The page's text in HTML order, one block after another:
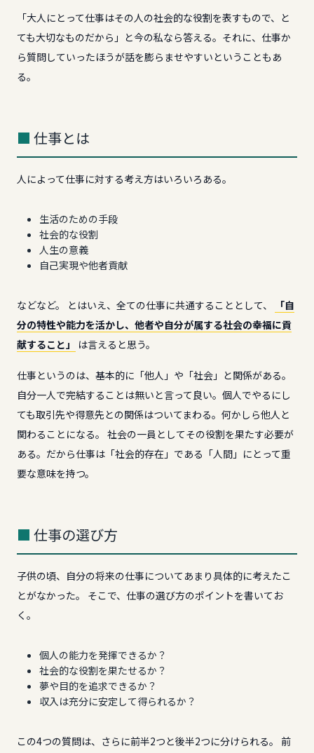
「大人にとって仕事はその人の社会的な役割を表すもので、と
ても大切なものだから」と今の私なら答える。それに、仕事か
ら質問していったほうが話を膨らませやすいということもあ
る。
仕事とは
人によって仕事に対する考え方はいろいろある。
生活のための手段
社会的な役割
人生の意義
自己実現や他者貢献
などなど。 とはいえ、全ての仕事に共通することとして、
「自
分の特性や能力を活かし、他者や自分が属する社会の幸福に貢
献すること」
は言えると思う。
仕事というのは、基本的に「他人」や「社会」と関係がある。
自分一人で完結することは無いと言って良い。個人でやるにし
ても取引先や得意先との関係はついてまわる。何かしら他人と
関わることになる。 社会の一員としてその役割を果たす必要が
ある。だから仕事は「社会的存在」である「人間」にとって重
要な意味を持つ。
仕事の選び方
子供の頃、自分の将来の仕事についてあまり具体的に考えたこ
とがなかった。 そこで、仕事の選び方のポイントを書いてお
く。
個人の能力を発揮できるか？
社会的な役割を果たせるか？
夢や目的を追求できるか？
収入は充分に安定して得られるか？
この4つの質問は、さらに前半2つと後半2つに分けられる。 前